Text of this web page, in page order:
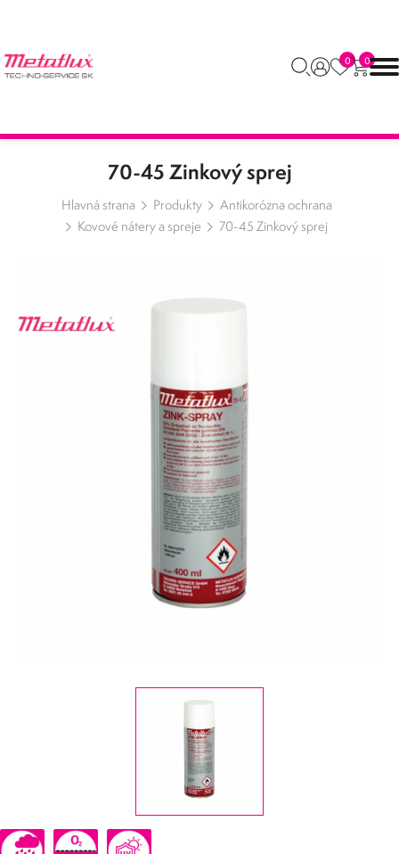
0 0
70-45 Zinkový sprej
Hlavná strana Produkty
Antikorózna ochrana
Kovové nátery a spreje
70-45 Zinkový sprej